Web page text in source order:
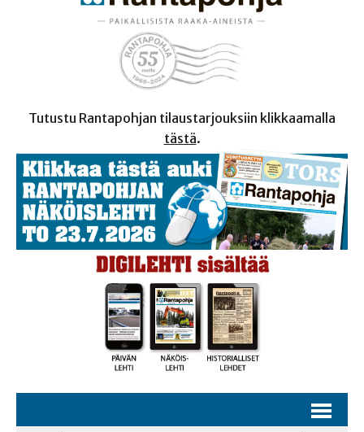
Tutustu Rantapohjan tilaustarjouksiin klikkaamalla
tästä.